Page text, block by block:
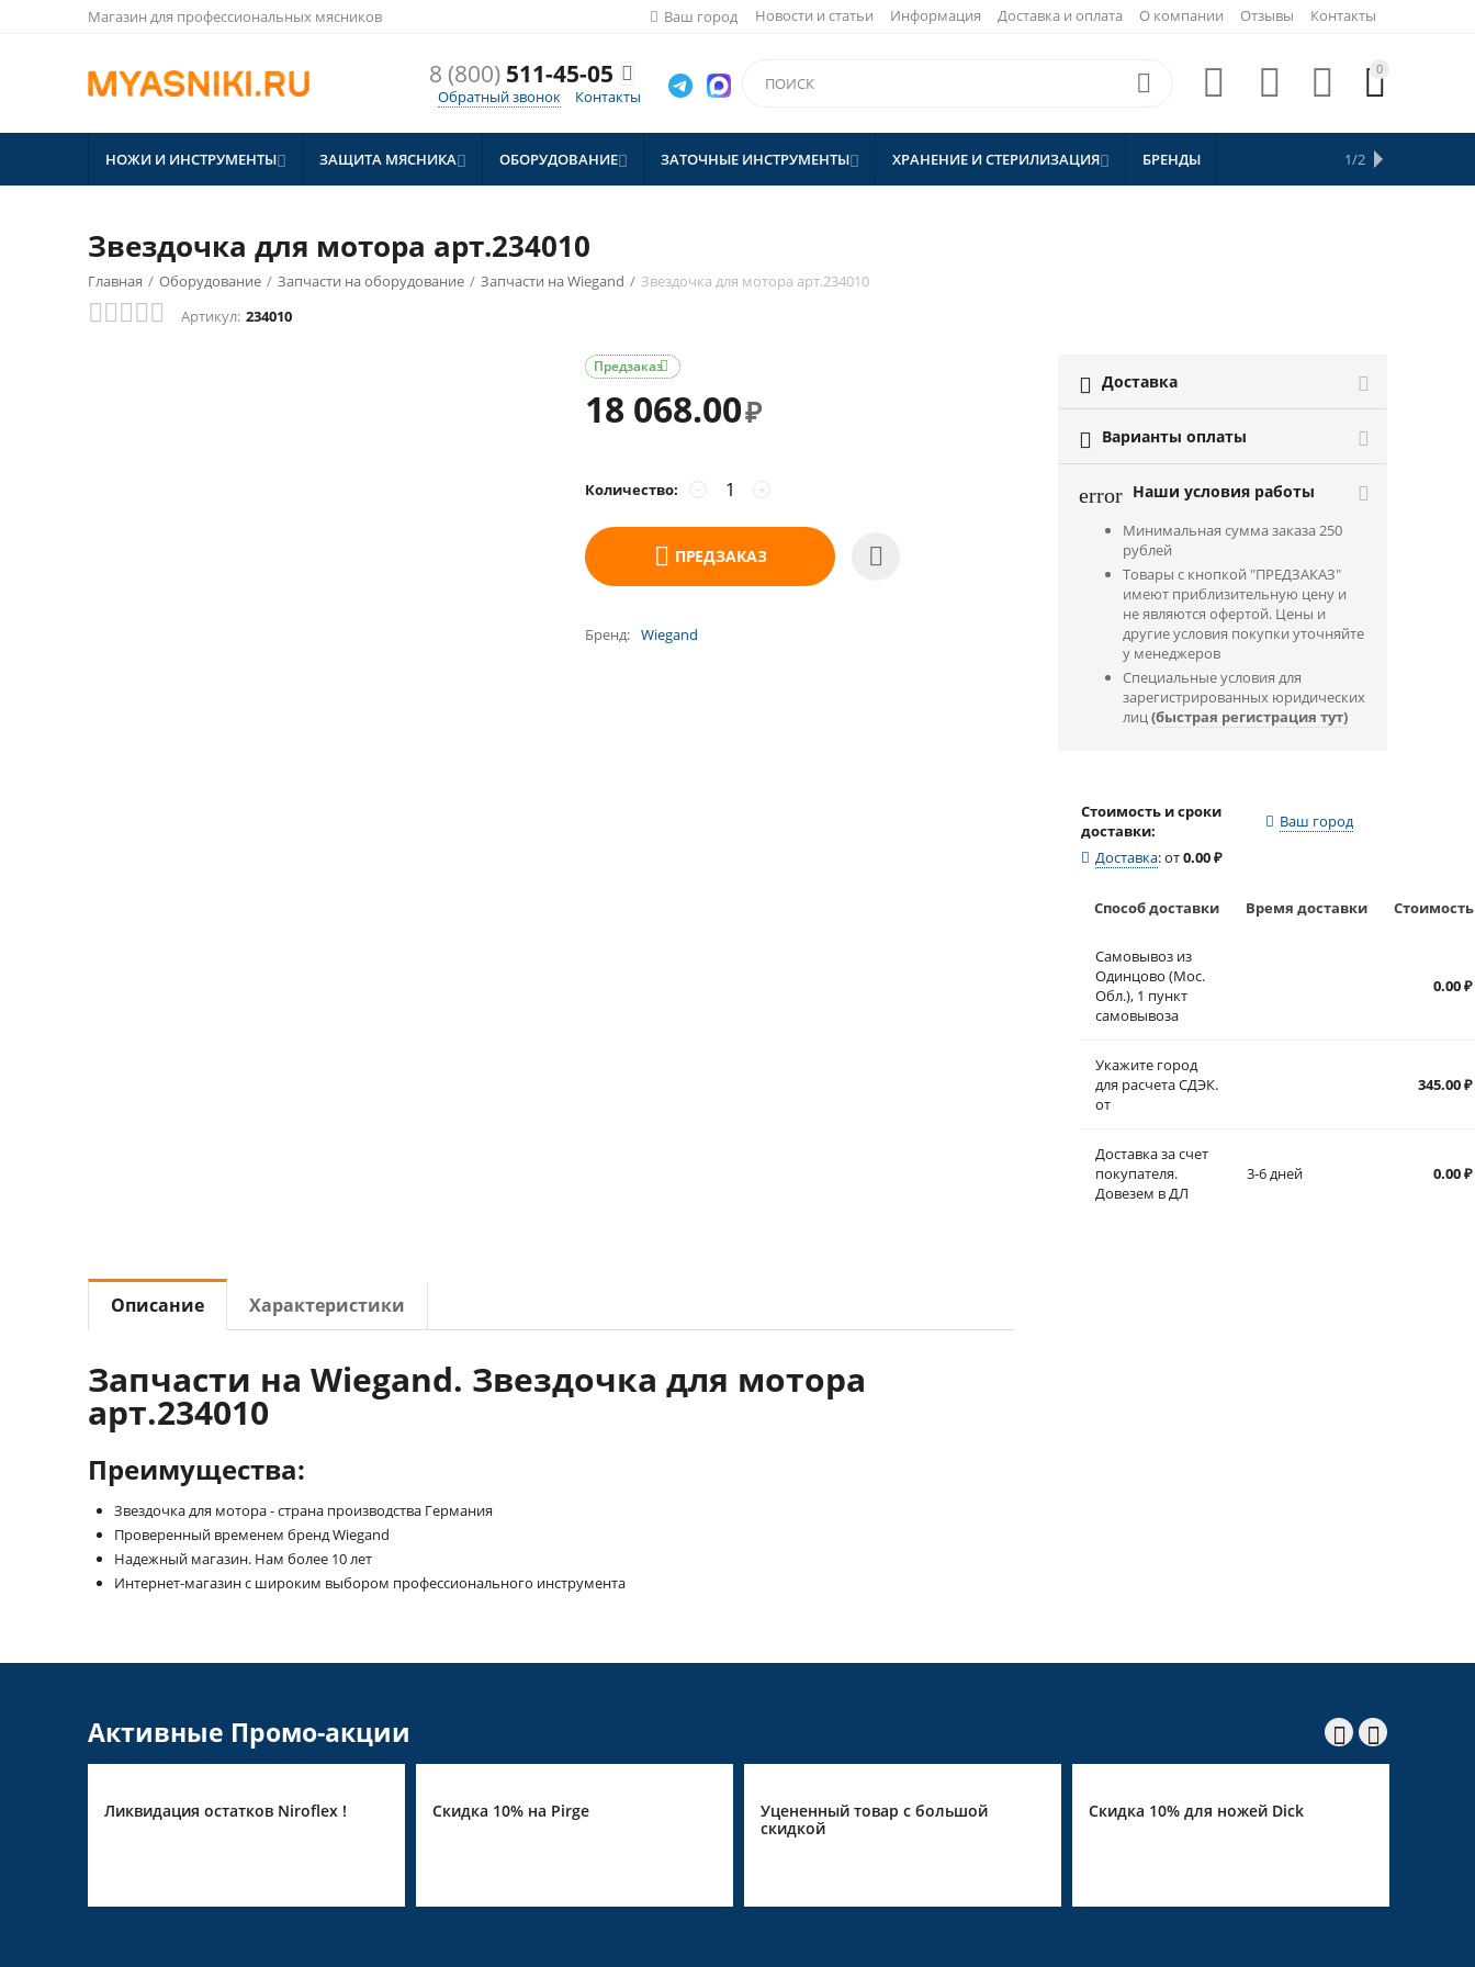
Магазин для профессиональных мясников Новости и статьи Информация Доставка и оплата О компании Отзывы Контакты
Ваш город
8 (800)511-45-05 
Обратный звонок Контакты
0


 

НОЖИ И ИНСТРУМЕНТЫ ЗАЩИТА МЯСНИКА ОБОРУДОВАНИЕ ЗАТОЧНЫЕ ИНСТРУМЕНТЫ ХРАНЕНИЕ И СТЕРИЛИЗАЦИЯ БРЕНДЫ 1/2
Звездочка для мотора арт.234010
Главная / Оборудование / Запчасти на оборудование / Запчасти на Wiegand / Звездочка для мотора арт.234010
Артикул: 234010

Предзаказ
18 068.00₽
Количество: +
−
ПРЕДЗАКАЗ
Бренд Wiegand
 Доставка
 Варианты оплаты
error Наши условия работы
Минимальная сумма заказа 250
рублей
Товары с кнопкой "ПРЕДЗАКАЗ"
имеют приблизительную цену и
не являются офертой. Цены и
другие условия покупки уточняйте
у менеджеров
Специальные условия для
зарегистрированных юридических
лиц(быстрая регистрация тут)
Стоимость и сроки
доставки:
Ваш город
Доставка:от0.00 ₽
Способ доставки Время доставки Стоимость
Самовывоз из
Одинцово (Мос.
Обл.), 1 пункт
самовывоза
0.00 ₽
Укажите город
для расчета СДЭК.
от
345.00 ₽
Доставка за счет
покупателя.
Довезем в ДЛ
3-6 дней 0.00 ₽
Описание Характеристики
Запчасти на Wiegand. Звездочка для мотора
арт.234010
Преимущества:
Звездочка для мотора - страна производства Германия
Проверенный временем бренд Wiegand
Надежный магазин. Нам более 10 лет
Интернет-магазин с широким выбором профессионального инструмента
Активные Промо-акции  
Ликвидация остатков Niroflex ! Скидка 10% на Pirge
Уцененный товар с большой
скидкой
Скидка 10% для ножей Dick